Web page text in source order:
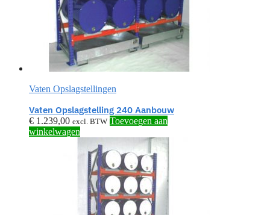
Vaten Opslagstellingen
Vaten Opslagstelling 240 Aanbouw
€ 1.239,00 excl. BTW Toevoegen aan
winkelwagen